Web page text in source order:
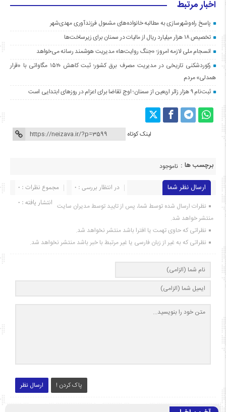
اخبار مرتبط
پاسخ راه‌وشهرسازی به مطالبه خانواده‌های مشمول فرزندآوری مهدی‌شهر
تخصیص ۱۸ هزار میلیارد ریال از مالیات در سمنان برای زیرساخت‌ها
انسجام ملی لازمه امروز؛ «جنگ روایت‌ها» مدیریت هوشمند رسانه می‌خواهد
رکوردشکنی تاریخی در مدیریت مصرف برق کشور؛ ثبت کاهش ۱۵۲۰ مگاواتی با «قرار
همدلی» مردم
ثبت‌نام ۹ هزار زائر اربعین از سمنان؛ اوج تقاضا برای اعزام در روزهای ابتدایی است
لینک کوتاه
برچسب ها : ناموجود
ارسال نظر شما مجموع نظرات : 0
در انتظار بررسی : 0
انتشار یافته : ۰ نظرات ارسال شده توسط شما، پس از تایید توسط مدیران سایت
منتشر خواهد شد.
نظراتی که حاوی تهمت یا افترا باشد منتشر نخواهد شد.
نظراتی که به غیر از زبان فارسی یا غیر مرتبط با خبر باشد منتشر نخواهد شد.
ارسال نظر پاک کردن !